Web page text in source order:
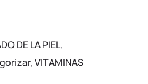
DE LA PIEL,
,VITAMINAS